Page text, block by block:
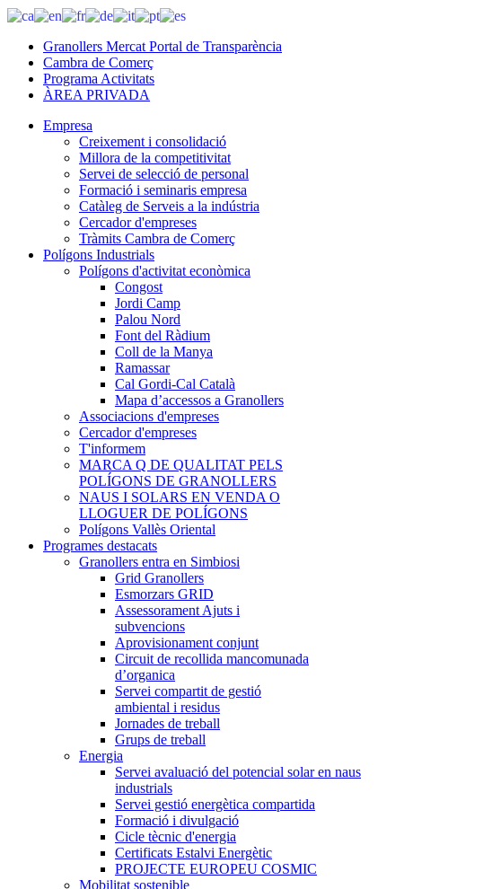
Granollers Mercat Portal de Transparència
Cambra de Comerç
Programa Activitats
ÀREA PRIVADA
Empresa
Creixement i consolidació
Millora de la competitivitat
Servei de selecció de personal
Formació i seminaris empresa
Catàleg de Serveis a la indústria
Cercador d'empreses
Tràmits Cambra de Comerç
Polígons Industrials
Polígons d'activitat econòmica
Congost
Jordi Camp
Palou Nord
Font del Ràdium
Coll de la Manya
Ramassar
Cal Gordi-Cal Català
Mapa d’accessos a Granollers
Associacions d'empreses
Cercador d'empreses
T'informem
MARCA Q DE QUALITAT PELS
POLÍGONS DE GRANOLLERS
NAUS I SOLARS EN VENDA O
LLOGUER DE POLÍGONS
Polígons Vallès Oriental
Programes destacats
Granollers entra en Simbiosi
Grid Granollers
Esmorzars GRID
Assessorament Ajuts i
subvencions
Aprovisionament conjunt
Circuit de recollida mancomunada
d’organica
Servei compartit de gestió
ambiental i residus
Jornades de treball
Grups de treball
Energia
Servei avaluació del potencial solar en naus
industrials
Servei gestió energètica compartida
Formació i divulgació
Cicle tècnic d'energia
Certificats Estalvi Energètic
PROJECTE EUROPEU COSMIC
Mobilitat sostenible